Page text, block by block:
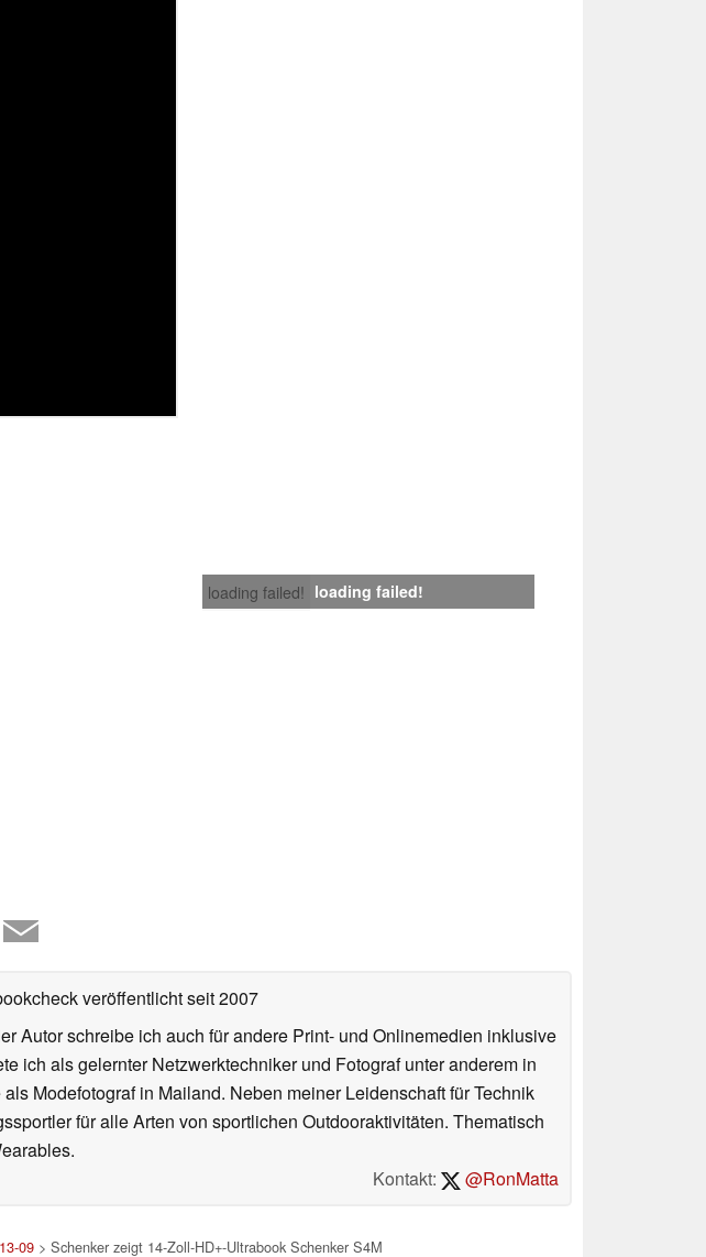
loading failed! loading failed!
veröffentlichtseit 2007
Autor schreibe ich auch für andere Print- und Onlinemedien inklusive
ich als gelernter Netzwerktechniker und Fotograf unter anderem in
Modefotograf in Mailand. Neben meiner Leidenschaft für Technik
für alle Arten von sportlichen Outdooraktivitäten. Thematisch
Kontakt:
@RonMatta
09 > Schenker zeigt 14-Zoll-HD+-Ultrabook Schenker S4M